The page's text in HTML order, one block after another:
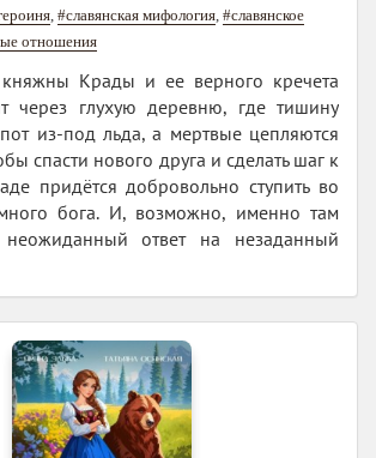
, #славянская мифология, #славянское
отношения
княжны Крады и ее верного кречета
через глухую деревню, где тишину
из-под льда, а мертвые цепляются
спасти нового друга и сделать шаг к
придётся добровольно ступить во
бога. И, возможно, именно там
ответ на незаданный